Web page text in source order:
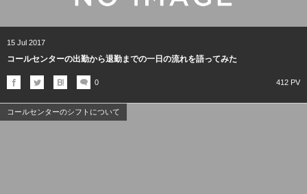
15 Jul 2017
コールセンターの出勤から退勤までの一日の流れを語ってみた
0 412 PV
コールセンターのシフトについて